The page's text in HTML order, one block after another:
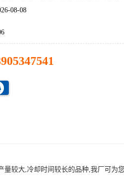
08-08
较大,冷却时间较长的品种,我厂可为